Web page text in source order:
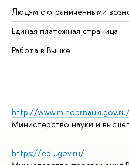
Людям с ограниченными
Единая платежная страница
Работа в Вышке
http://
Министерство науки и
https://edu.gov.ru/